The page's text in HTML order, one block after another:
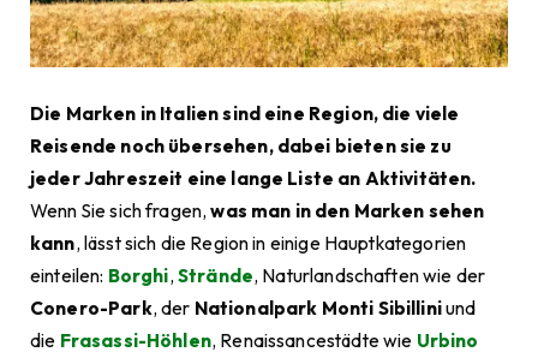
Die Marken in Italien sind eine Region, die viele
Reisende noch übersehen, dabei bieten sie zu
jeder Jahreszeit eine lange Liste an Aktivitäten.
Wenn Sie sich fragen,was man in den Marken sehen
kann, lässt sich die Region in einige Hauptkategorien
einteilen: Borghi, Strände, Naturlandschaften wie der
Conero-Park, der Nationalpark Monti Sibilliniund
die Frasassi-Höhlen, Renaissancestädte wie Urbino